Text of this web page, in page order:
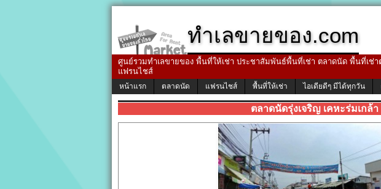
ทำเลขายของ.com
ศูนย์รวมทำเลขายของ พื้นที่ให้เช่า ประชาสัมพันธ์พื้นที่เช่า ตลาดนัด พื้นที่เช่
แฟรนไชส์
หน้าแรก ตลาดนัด แฟรนไชส์ พื้นที่ให้เช่า ไอเดียดีๆ มีได้ทุกวัน
ตลาดนัดรุ่งเจริญ เคหะร่มเกล้า